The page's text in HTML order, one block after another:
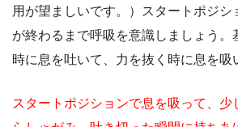
用が望ましいです。）スタートポジシ
が終わるまで呼吸を意識しましょう。
時に息を吐いて、力を抜く時に息を吸
スタートポジションで息を吸って、少